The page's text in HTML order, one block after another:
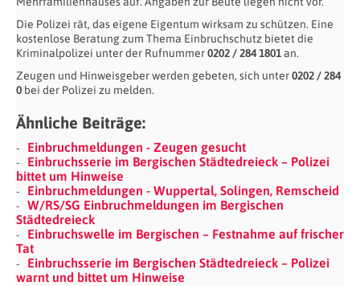
Die Polizei rät, das eigene Eigentum wirksam zu schützen. Eine
kostenlose Beratung zum Thema Einbruchschutz bietet die
Kriminalpolizei unter der Rufnummer0202 / 284 1801an.
Zeugen und Hinweisgeber werden gebeten, sich unter0202 / 284
0 bei der Polizei zu melden.
Ähnliche Beiträge:
Einbruchmeldungen - Zeugen gesucht
Einbruchsserie im Bergischen Städtedreieck – Polizei
bittet um Hinweise
Einbruchmeldungen - Wuppertal, Solingen, Remscheid
W/RS/SG Einbruchmeldungen im Bergischen
Städtedreieck
Einbruchswelle im Bergischen – Festnahme auf frischer
Tat
Einbruchsserie im Bergischen Städtedreieck – Polizei
warnt und bittet um Hinweise